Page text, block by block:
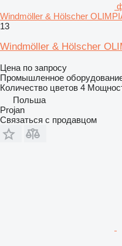
Windmöller & Hölscher
13
Windmöller & Hölscher
Цена по запросу
Промышленное
Количество цветов 4
Польша
Projan
Связаться с продавцом